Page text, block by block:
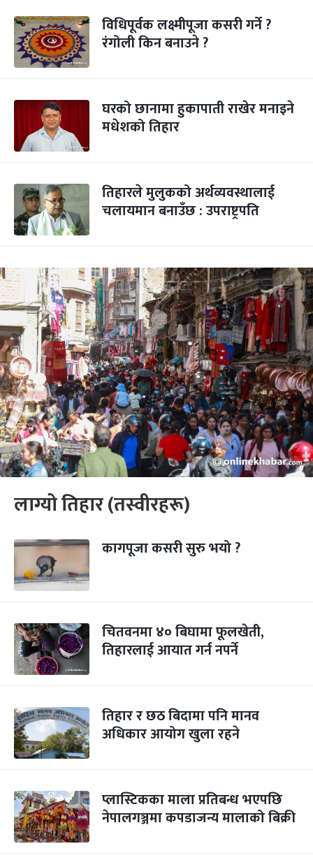
विधिपूर्वक लक्ष्मीपूजा कसरी गर्ने ?
रंगोली किन बनाउने ?
घरको छानामा हुकापाती राखेर मनाइने
मधेशको तिहार
तिहारले मुलुकको अर्थव्यवस्थालाई
चलायमान बनाउँछ : उपराष्ट्रपति
लाग्यो तिहार (तस्वीरहरू)
कागपूजा कसरी सुरु भयो ?
चितवनमा ४० बिघामा फूलखेती,
तिहारलाई आयात गर्न नपर्ने
तिहार र छठ बिदामा पनि मानव
अधिकार आयोग खुला रहने
प्लास्टिकका माला प्रतिबन्ध भएपछि
नेपालगञ्जमा कपडाजन्य मालाको बिक्री